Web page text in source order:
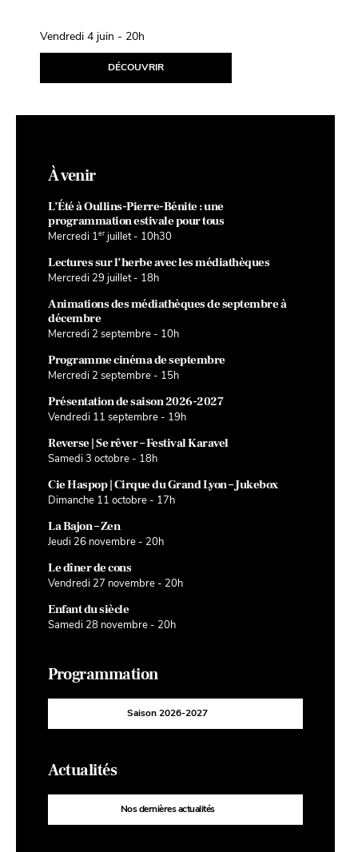
Vendredi 4 juin - 20h
DÉCOUVRIR
À venir
L’Été à Oullins-Pierre-Bénite : une
programmation estivale pour tous
Mercredi 1er juillet - 10h30
Lectures sur l’herbe avec les médiathèques
Mercredi 29 juillet - 18h
Animations des médiathèques de septembre à
décembre
Mercredi 2 septembre - 10h
Programme cinéma de septembre
Mercredi 2 septembre - 15h
Présentation de saison 2026-2027
Vendredi 11 septembre - 19h
Reverse | Se rêver – Festival Karavel
Samedi 3 octobre - 18h
Cie Haspop | Cirque du Grand Lyon – Jukebox
Dimanche 11 octobre - 17h
La Bajon – Zen
Jeudi 26 novembre - 20h
Le dîner de cons
Vendredi 27 novembre - 20h
Enfant du siècle
Samedi 28 novembre - 20h
Programmation
Saison 2026-2027
Actualités
Nos dernières actualités